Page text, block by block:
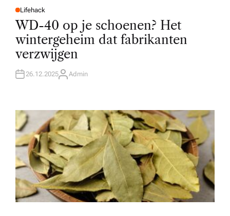
P
O
S
E
D
I
N
Lifehack
WD-40 op je schoenen? Het
wintergeheim dat fabrikanten
verzwijgen
26.12.2025A
R
Admin